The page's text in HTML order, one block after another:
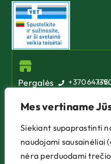
Mes vertiname
Siekiant supaprastinti
naudojami sausainėliai
nėra perduodami
Pergalės
Vilnius
I-V:
-
VI: